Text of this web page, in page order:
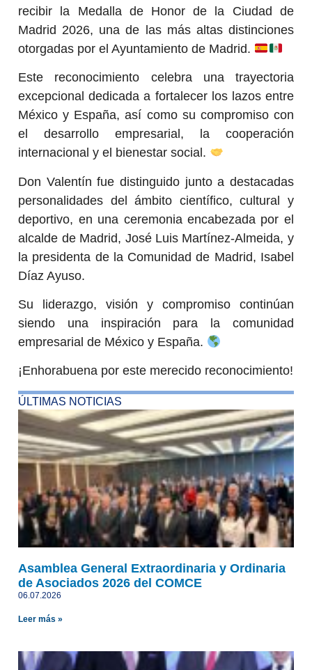
recibir la Medalla de Honor de la Ciudad de
Madrid 2026, una de las más altas distinciones
otorgadas por el Ayuntamiento de Madrid.
Este reconocimiento celebra una trayectoria
excepcional dedicada a fortalecer los lazos entre
México y España, así como su compromiso con
el desarrollo empresarial, la cooperación
internacional y el bienestar social.
Don Valentín fue distinguido junto a destacadas
personalidades del ámbito científico, cultural y
deportivo, en una ceremonia encabezada por el
alcalde de Madrid, José Luis Martínez-Almeida, y
la presidenta de la Comunidad de Madrid, Isabel
Díaz Ayuso.
Su liderazgo, visión y compromiso continúan
siendo una inspiración para la comunidad
empresarial de México y España.
¡Enhorabuena por este merecido reconocimiento!
ÚLTIMAS NOTICIAS
Asamblea General Extraordinaria y Ordinaria
de Asociados 2026 del COMCE
06.07.2026
Leer más »